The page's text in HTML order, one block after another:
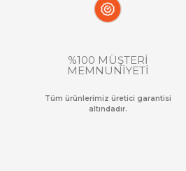
%100 MÜŞTERİ
MEMNUNİYETİ
Tüm ürünlerimiz üretici garantisi
altındadır.